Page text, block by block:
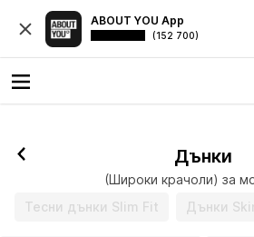
ABOUT YOU App
(152 700)
Дънки
(Широки крачоли) за
Тесни дънки Slim Fit
Дънки